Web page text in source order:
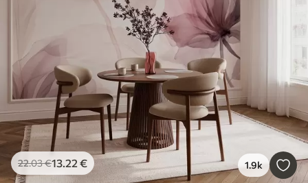
22.03€13.22 € 1.9k